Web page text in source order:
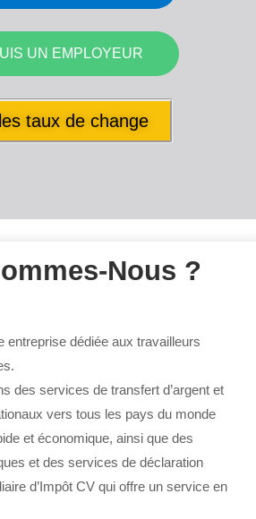
UN EMPLOYEUR
taux de change
Nous ?
entreprise dédiée aux travailleurs
des services de transfert d’argent et
vers tous les pays du monde
et économique, ainsi que des
et des services de déclaration
d’Impôt CV qui offre un service en